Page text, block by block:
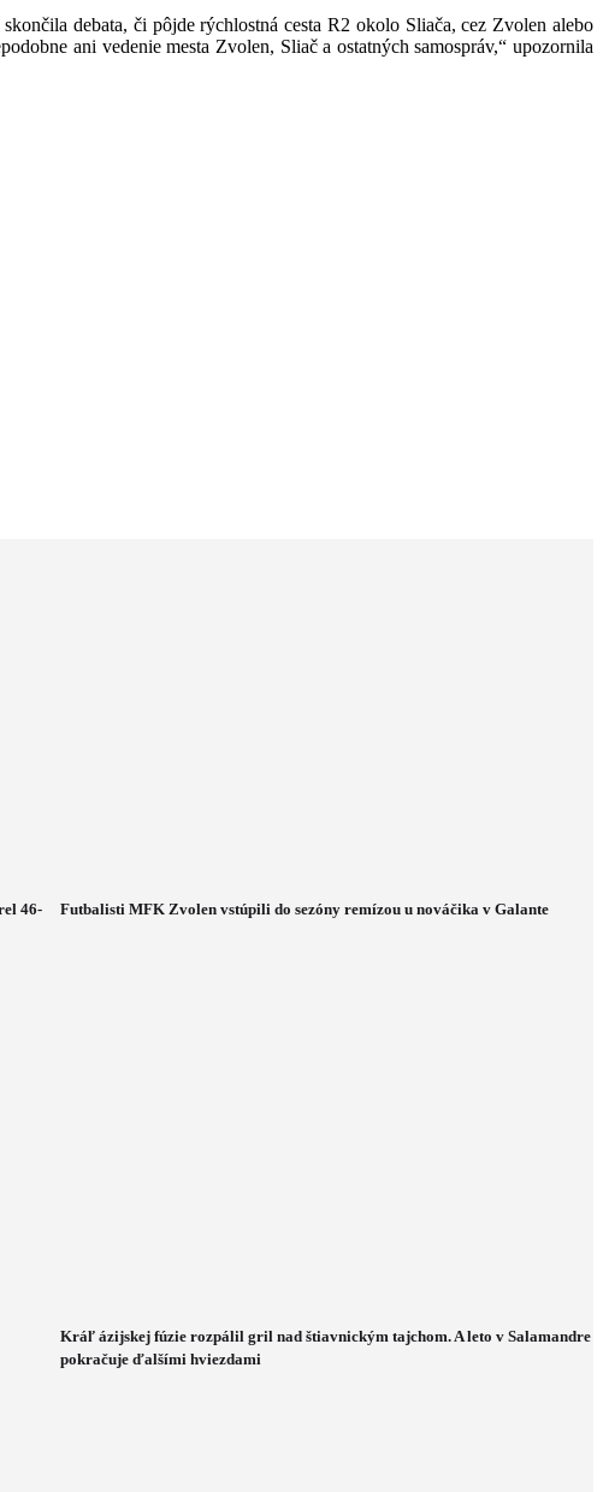
debata, či pôjde rýchlostná cesta R2 okolo Sliača, cez Zvolen alebo
ani vedenie mesta Zvolen, Sliač a ostatných samospráv,“ upozornila
46-
Futbalisti MFK Zvolen vstúpili do sezóny remízou u nováčika v Galante
Kráľ ázijskej fúzie rozpálil gril nad štiavnickým tajchom. A leto v Salamandre
pokračuje ďalšími hviezdami